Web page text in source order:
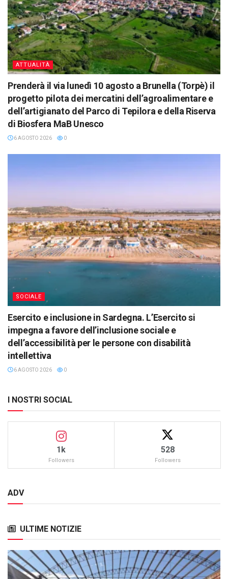
ATTUALITÀ
Prenderà il via lunedì 10 agosto a Brunella (Torpè) il
progetto pilota dei mercatini dell’agroalimentare e
dell’artigianato del Parco di Tepilora e della Riserva
di Biosfera MaB Unesco
6 AGOSTO 2026 0
SOCIALE
Esercito e inclusione in Sardegna. L’Esercito si
impegna a favore dell’inclusione sociale e
dell’accessibilità per le persone con disabilità
intellettiva
6 AGOSTO 2026 0
I NOSTRI SOCIAL
1k
Followers
528
Followers
ADV
ULTIME NOTIZIE